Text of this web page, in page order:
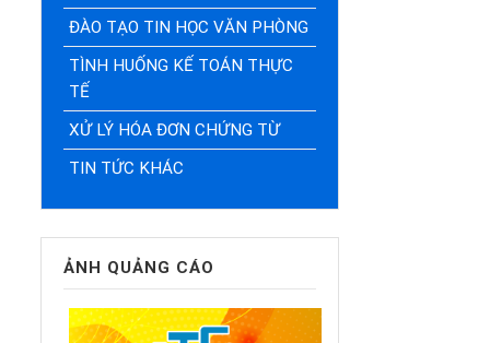
ĐÀO TẠO TIN HỌC VĂN PHÒNG
TÌNH HUỐNG KẾ TOÁN THỰC
TẾ
XỬ LÝ HÓA ĐƠN CHỨNG TỪ
TIN TỨC KHÁC
ẢNH QUẢNG CÁO